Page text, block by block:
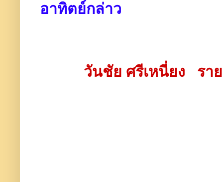
อาทิตย์กล่าว
วันชัย ศรีเหนี่ยง ราย